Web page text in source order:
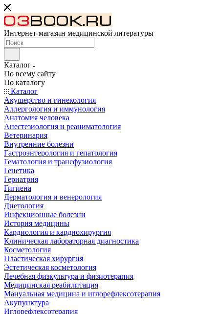
Интернет-магазин медицинской литературы
Каталог
По всему сайту
По каталогу
Каталог
Акушерство и гинекология
Аллергология и иммунология
Анатомия человека
Анестезиология и реаниматология
Ветеринария
Внутренние болезни
Гастроэнтерология и гепатология
Гематология и трансфузиология
Генетика
Гериатрия
Гигиена
Дерматология и венерология
Диетология
Инфекционные болезни
История медицины
Кардиология и кардиохирургия
Клиническая лабораторная диагностика
Косметология
Пластическая хирургия
Эстетическая косметология
Лечебная физкультура и физиотерапия
Медицинская реабилитация
Мануальная медицина и иглорефлексотерапия
Акупунктура
Иглорефлексотерапия